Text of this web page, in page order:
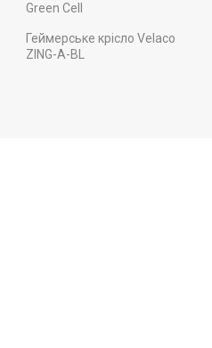
Green Cell
Геймерське крісло Velaco
ZING-A-BL